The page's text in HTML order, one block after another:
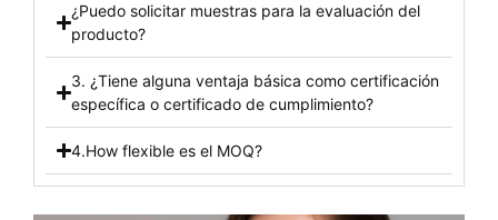
¿Puedo solicitar muestras para la evaluación del
producto?
3. ¿Tiene alguna ventaja básica como certificación
específica o certificado de cumplimiento?
4.How flexible es el MOQ?